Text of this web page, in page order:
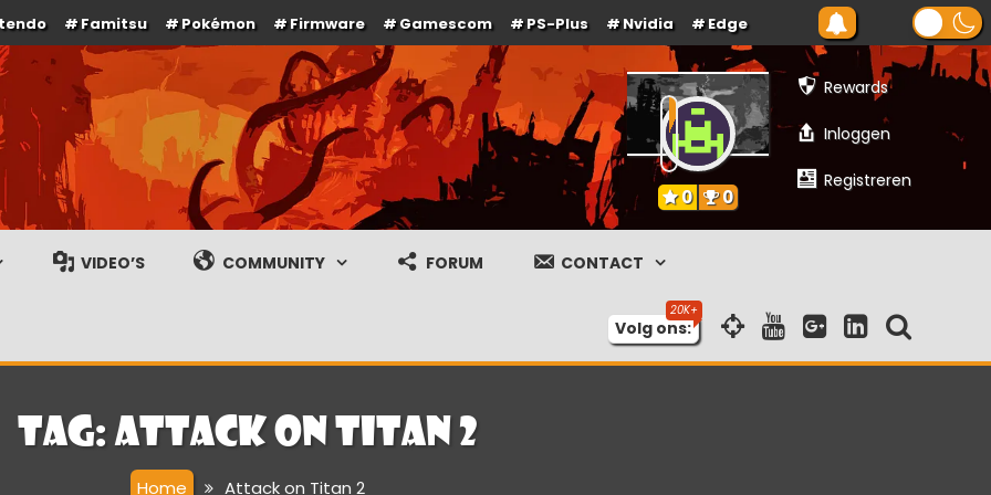
Famitsu Pokémon Firmware Gamescom PS-Plus Nvidia Edge
gameplay streams
Rewards
Inloggen
Registreren
0 0
VIDEO’S COMMUNITY FORUM CONTACT
Volg ons:
Tag: Attack on Titan 2
Home Attack on Titan 2